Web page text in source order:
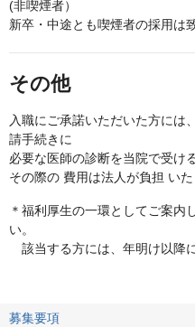
(非喫煙者）
新卒・中途とも喫煙者の採用は
その他
入職にご承諾いただいた方には
請手続きに
必要な医師の診断を当院で受け
その際の 費用は法人が負担 いた
＊福利厚生の一環としてご案内
い。
該当する方には、年明け以降
募集要項